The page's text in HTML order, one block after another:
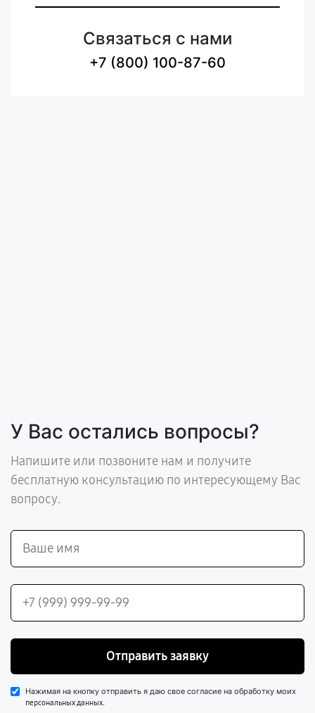
Связаться с нами
+7 (800) 100-87-60
У Вас остались вопросы?
Напишите или позвоните нам и получите
бесплатную консультацию по интересующему Вас
вопросу.
Отправить заявку
Нажимая на кнопку отправить я даю свое согласие на обработку моих
персональных данных.